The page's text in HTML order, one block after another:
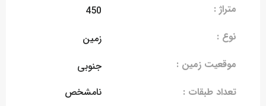
متراژ :
450
نوع :
زمین
موقعیت زمین :
جنوبی
تعداد طبقات :
نامشخص